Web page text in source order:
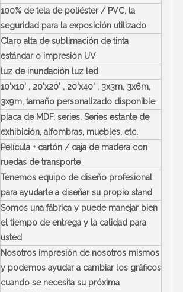
100% de tela de poliéster / PVC, la
seguridad para la exposición utilizado
Claro alta de sublimación de tinta
estándar o impresión UV
luz de inundación luz led
10'x10' , 20'x20' , 20'x40' , 3x3m, 3x6m,
3x9m, tamaño personalizado disponible
placa de MDF, series, Series estante de
exhibición, alfombras, muebles, etc.
Película + cartón / caja de madera con
ruedas de transporte
Tenemos equipo de diseño profesional
para ayudarle a diseñar su propio stand
Somos una fábrica y puede manejar bien
el tiempo de entrega y la calidad para
usted
Nosotros impresión de nosotros mismos
y podemos ayudar a cambiar los gráficos
cuando se necesita su próxima